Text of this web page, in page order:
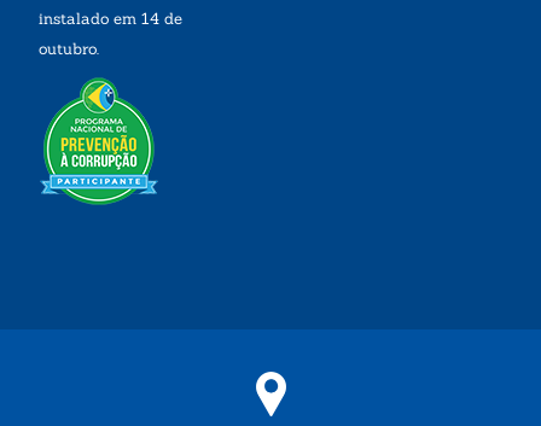
instalado em 14 de
outubro.